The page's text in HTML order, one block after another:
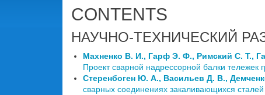
CONTENTS
НАУЧНО-ТЕХНИЧЕСКИЙ
Махненко В. И., Гарф Э. Ф., Римский С. Т.,
Проект сварной надрессорной балки тележек
Стеренбоген Ю. А., Васильев Д. В.,
сварных соединениях закаливающихся сталей